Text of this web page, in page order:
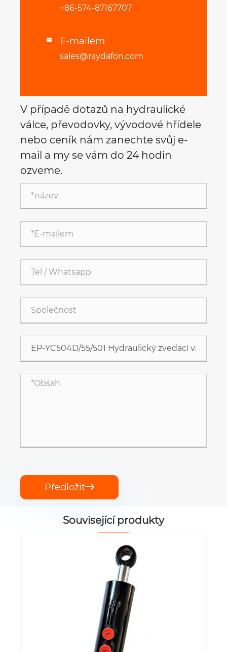
+86-574-87167707
 E-mailem
sales@raydafon.com
V případě dotazů na hydraulické
válce, převodovky, vývodové hřídele
nebo ceník nám zanechte svůj e-
mail a my se vám do 24 hodin
ozveme.
Předložit
Související produkty
EP-TEQ300.59.001A Hydraulický